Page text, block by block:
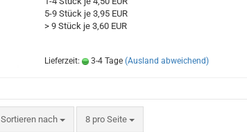
5-9 Stück je 3,95 EUR
> 9 Stück je 3,60 EUR
Lieferzeit: 3-4 Tage (Ausland abweichend)
Sortieren nach 8 pro Seite